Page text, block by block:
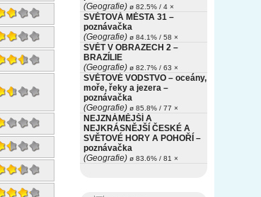
(Geografie) ø 82.5% / 4 ×
SVĚTOVÁ MĚSTA 31 –
poznávačka
(Geografie) ø 84.1% / 58 ×
SVĚT V OBRAZECH 2 –
BRAZÍLIE
(Geografie) ø 82.7% / 63 ×
SVĚTOVÉ VODSTVO – oceány,
moře, řeky a jezera –
poznávačka
(Geografie) ø 85.8% / 77 ×
NEJZNÁMĚJŠÍ A
NEJKRÁSNĚJŠÍ ČESKÉ A
SVĚTOVÉ HORY A POHOŘÍ –
poznávačka
(Geografie) ø 83.6% / 81 ×